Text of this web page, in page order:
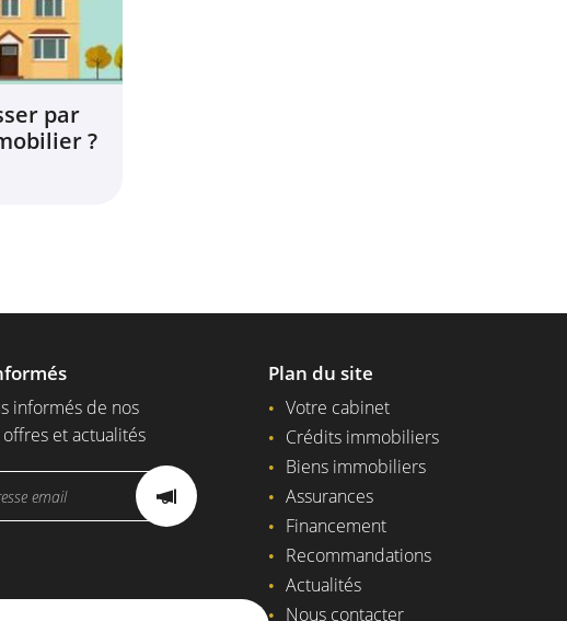
par
?
informés de nos
et actualités
Plan du site
Votre cabinet
Crédits immobiliers
Biens immobiliers
Assurances
Financement
Recommandations
Actualités
Nous contacter